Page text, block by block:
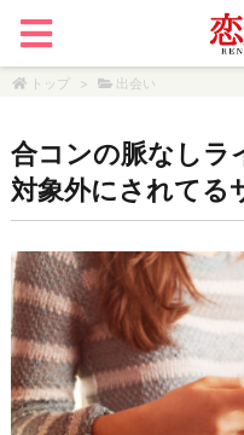
トップ > 出会い
合コンの脈なしラ
対象外にされてる